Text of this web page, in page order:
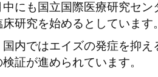
にも国立国際医療研究セ
研究を始めるとしています。
内ではエイズの発症を抑
証が進められています。